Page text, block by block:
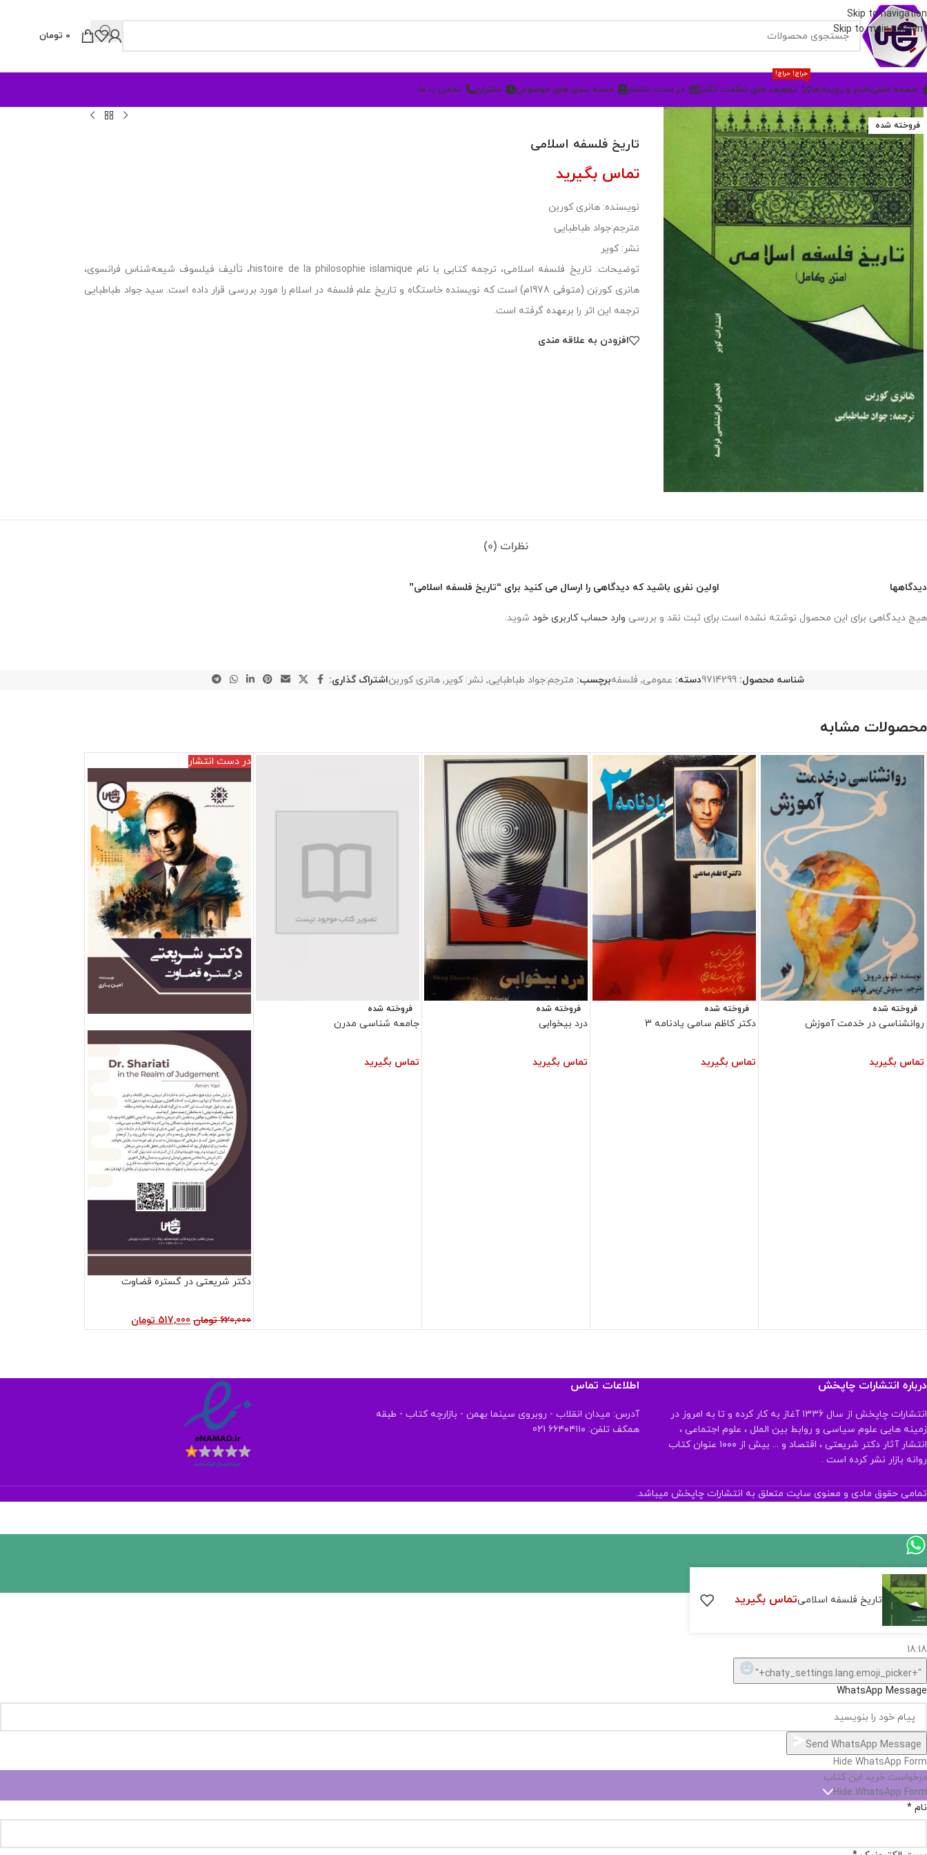
Skip to navigation
Skip to main content
0 تومان
صفحه اصلیاخبار و رویدادها تخفیف های شگفت انگیز
حراج! حراج!
در دست انتشار دسته بندی های موضوعی ناشران تماس با ما
فروخته شده
تاریخ فلسفه اسلامی
تماس بگیرید
نویسنده: هانری کوربن
مترجم:جواد طباطبایی
نشر: کویر
توضیحات: تاریخ فلسفه اسلامی، ترجمه کتابی با نام histoire de la philosophie islamique، تألیف فیلسوف شیعه‌شناس فرانسوی،
هانری کوربَن (متوفی 1978م) است که نویسنده خاستگاه و تاریخ علم فلسفه در اسلام را مورد بررسی قرار داده است. سید جواد طباطبایی
ترجمه این اثر را برعهده ‌گرفته است.
افزودن به علاقه مندی
نظرات (0)
دیدگاهها
هیچ دیدگاهی برای این محصول نوشته نشده است.
اولین نفری باشید که دیدگاهی را ارسال می کنید برای “تاریخ فلسفه اسلامی”
برای ثبت نقد و بررسی وارد حساب کاربری خود شوید.
شناسه محصول:9714299دسته: عمومی, فلسفهبرچسب: مترجم:جواد طباطبایی, نشر: کویر , هانری کوربناشتراک گذاری:
محصولات مشابه
فروخته شده
روانشناسی در خدمت آموزش
تماس بگیرید
فروخته شده
دکتر کاظم سامی یادنامه 3
تماس بگیرید
فروخته شده
درد بیخوابی
تماس بگیرید
فروخته شده
جامعه شناسی مدرن
تماس بگیرید
در دست انتشار
دکتر شریعتی در گستره قضاوت
620,000 تومان 517,000 تومان
درباره انتشارات چاپخش
انتشارات چاپخش از سال ۱۳۳۶ آغاز به کار کرده و تا به امروز در
زمینه هایی علوم سیاسی و روابط بین الملل ، علوم اجتماعی ،
انتشار آثار دکتر شریعتی ، اقتصاد و ... بیش از ۱۰۰۰ عنوان کتاب
روانه بازار نشر کرده است .
اطلاعات تماس
آدرس: میدان انقلاب - روبروی سینما بهمن - بازارچه کتاب - طبقه
همکف تلفن: ۶۶۴۰۴۱۱۰ 021
تمامی حقوق مادی و معنوی سایت متعلق به انتشارات چاپخش میباشد.
تاریخ فلسفه اسلامیتماس بگیرید
اگر
موجود
نیست,
شاید
تهیه
Open
chaty
chaty
buttons
1
Hide
chaty
ارسال پیام در واتساپ
کارشناس فروش
سلام, چطور میتونم کمکتون کنم؟
18:18
WhatsApp Message